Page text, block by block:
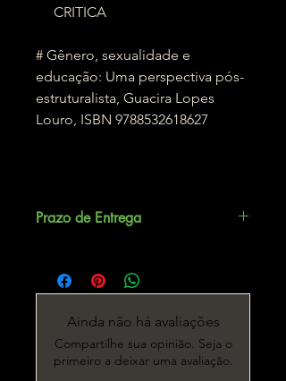
CRITICA
# Gênero, sexualidade e
educação: Uma perspectiva pós-
estruturalista, Guacira Lopes
Louro, ISBN 9788532618627
Prazo de Entrega
Ainda não há avaliações
Compartilhe sua opinião. Seja o
primeiro a deixar uma avaliação.